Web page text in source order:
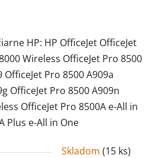
HP: HP OfficeJet OfficeJet
Wireless OfficeJet Pro 8500
OfficeJet Pro 8500 A909a
OfficeJet Pro 8500 A909n
OfficeJet Pro 8500A e-All in
Plus e-All in One
Skladom (15 ks)